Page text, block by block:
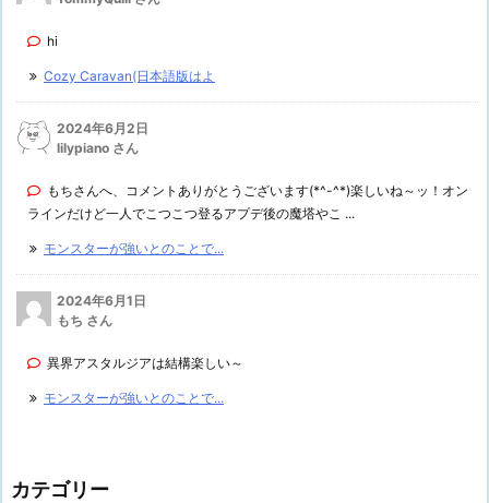
hi
Cozy Caravan(日本語版はよ
2024年6月2日
lilypiano さん
もちさんへ、コメントありがとうございます(*^-^*)楽しいね～ッ！オン
ラインだけど一人でこつこつ登るアプデ後の魔塔やこ ...
モンスターが強いとのことで...
2024年6月1日
もち さん
異界アスタルジアは結構楽しい～
モンスターが強いとのことで...
カテゴリー